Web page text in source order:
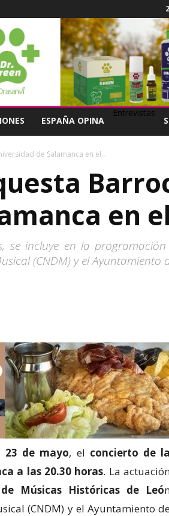
ESPAÑA OPINA
Entrevistas
de Salamanca en el...
en
incluye en la
(CNDM) y el Ayuntamiento
23 de mayo, el concierto de la
a las 20.30 horas. La
Músicas Históricas de Leó
(CNDM) y el Ayuntamiento